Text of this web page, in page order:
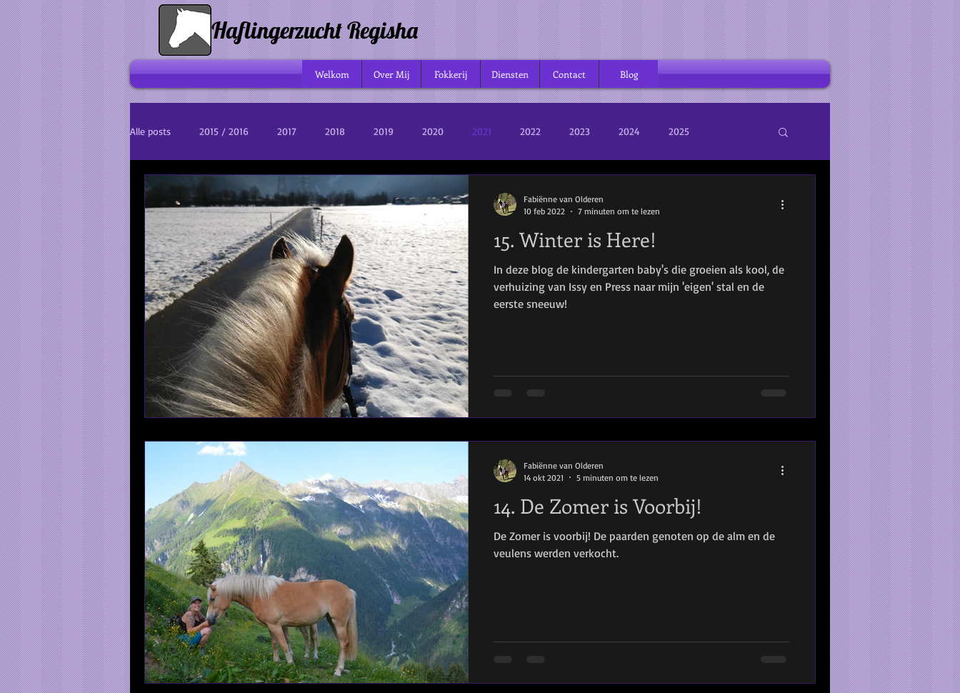
Haflingerzucht Regisha
Welkom Over Mij Fokkerij Diensten Contact Blog
Alle posts 2015 / 2016 2017 2018 2019 2020 2021 2022 2023 2024 2025
15. Winter is Here!
In deze blog de kindergarten baby's die groeien als kool, de
verhuizing van Issy en Press naar mijn 'eigen' stal en de
eerste sneeuw!
Fabiënne van Olderen
10 feb 2022
7 minuten om te lezen
14. De Zomer is Voorbij!
De Zomer is voorbij! De paarden genoten op de alm en de
veulens werden verkocht.
Fabiënne van Olderen
14 okt 2021
5 minuten om te lezen